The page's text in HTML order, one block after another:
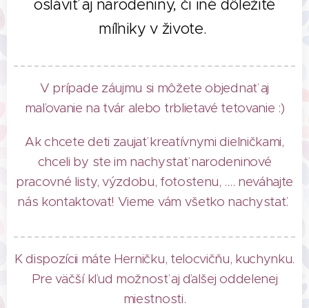
osláviť aj narodeniny, či iné dôležité
míľniky v živote.
V prípade záujmu si môžete objednať aj
maľovanie na tvár alebo trblietavé tetovanie :)
Ak chcete deti zaujať kreatívnymi dielničkami,
chceli by ste im nachystať narodeninové
pracovné listy, výzdobu, fotostenu, .... neváhajte
nás kontaktovať! Vieme vám všetko nachystať.
K dispozícii máte Herničku, telocvičňu, kuchynku.
Pre väčší kľud možnosť aj ďalšej oddelenej
miestnosti.